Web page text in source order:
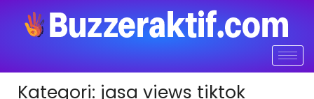
Kategori: jasa views tiktok